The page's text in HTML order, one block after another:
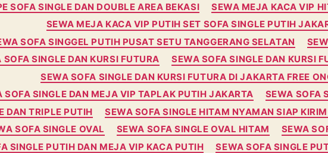
SOFA SINGLE DAN DOUBLE AREA BEKASI
SEWA MEJA KACA VIP
SEWA MEJA KACA VIP PUTIH SET SOFA SINGLE PUTIH
SOFA SINGGEL PUTIH PUSAT SETU TANGGERANG SELATAN
SOFA SINGLE DAN KURSI FUTURA
SEWA SOFA SINGLE DAN KURSI
SEWA SOFA SINGLE DAN KURSI FUTURA DI JAKARTA FREE
SOFA SINGLE DAN MEJA VIP TAPLAK PUTIH JAKARTA
SEWA SOFA
DAN TRIPLE PUTIH
SEWA SOFA SINGLE HITAM NYAMAN SIAP
SOFA SINGLE OVAL
SEWA SOFA SINGLE OVAL HITAM
SEWA
SINGLE PUTIH DAN MEJA VIP KACA PUTIH
SEWA SOFA SINGLE